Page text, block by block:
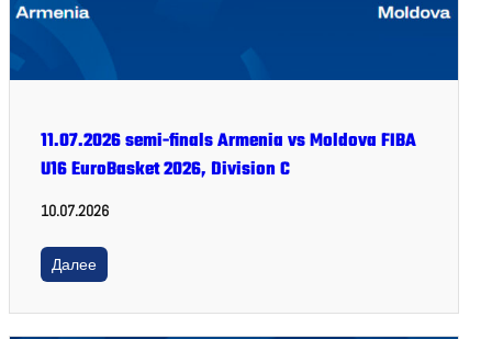
11.07.2026 semi-finals Armenia vs Moldova FIBA
U16 EuroBasket 2026, Division C
10.07.2026
Далее